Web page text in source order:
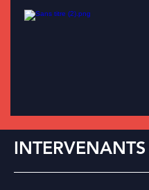
INTERVENANTS